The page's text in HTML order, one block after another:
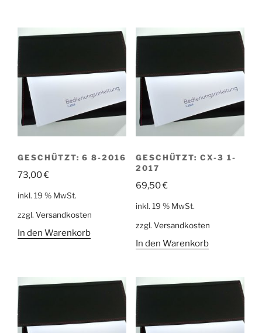
GESCHÜTZT: 6 8-2016
73,00€
inkl. 19 % MwSt.
zzgl. Versandkosten
In den Warenkorb
GESCHÜTZT: CX-3 1-
2017
69,50€
inkl. 19 % MwSt.
zzgl. Versandkosten
In den Warenkorb